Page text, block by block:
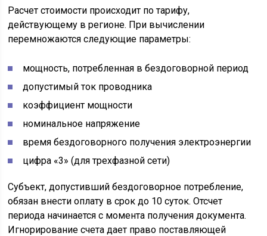
Расчет стоимости происходит по тарифу,
действующему в регионе. При вычислении
перемножаются следующие параметры:
мощность, потребленная в бездоговорной период
допустимый ток проводника
коэффициент мощности
номинальное напряжение
время бездоговорного получения электроэнергии
цифра «3» (для трехфазной сети)
Субъект, допустивший бездоговорное потребление,
обязан внести оплату в срок до 10 суток. Отсчет
периода начинается с момента получения документа.
Игнорирование счета дает право поставляющей